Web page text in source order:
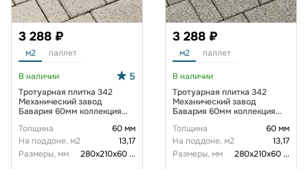
3 288 ₽
м2 паллет
В наличии 5
Тротуарная плитка 342
Механический завод
Бавария 60мм коллекция
Толщина
60 мм
На поддоне, м2
13,17
Размеры, мм
280х210х60...
3 288 ₽
м2 паллет
В наличии
Тротуарная плитка 342
Механический завод
Бавария 60мм коллекция
Толщина
60 мм
На поддоне, м2
13,17
Размеры, мм
280х210х60...